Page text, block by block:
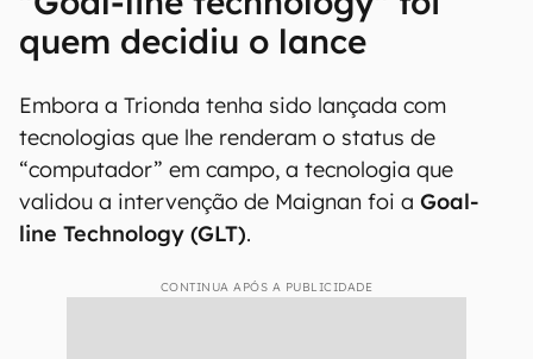
quem decidiu o lance
Embora a Trionda tenha sido lançada com
tecnologias que lhe renderam o status de
“computador” em campo, a tecnologia que
validou a intervenção de Maignan foi a Goal-
line Technology (GLT).
CONTINUA APÓS A PUBLICIDADE